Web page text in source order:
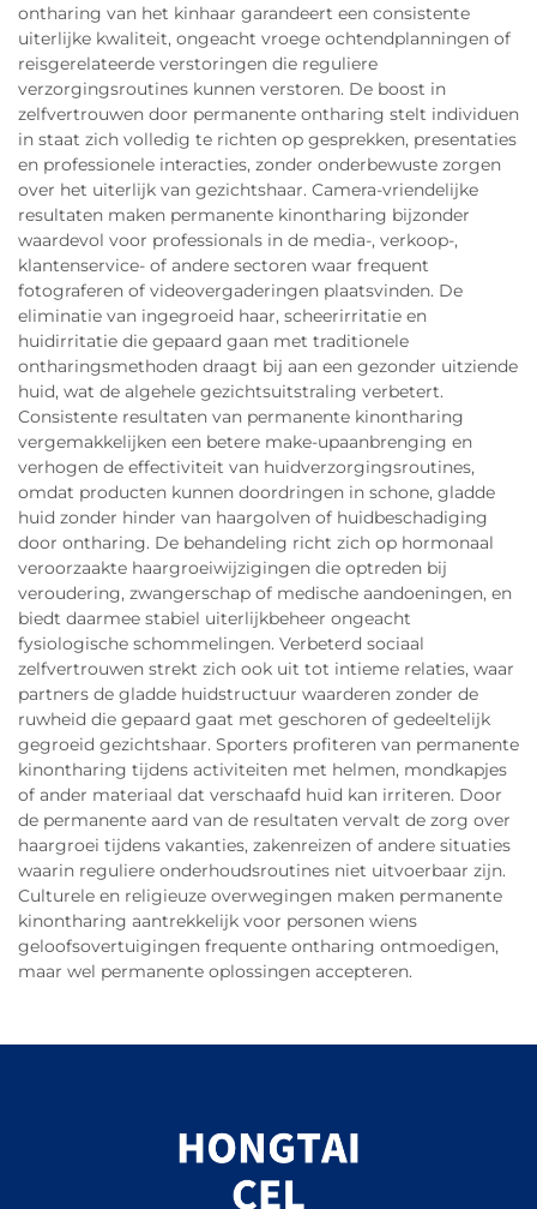
ontharing van het kinhaar garandeert een consistente
uiterlijke kwaliteit, ongeacht vroege ochtendplanningen of
reisgerelateerde verstoringen die reguliere
verzorgingsroutines kunnen verstoren. De boost in
zelfvertrouwen door permanente ontharing stelt individuen
in staat zich volledig te richten op gesprekken, presentaties
en professionele interacties, zonder onderbewuste zorgen
over het uiterlijk van gezichtshaar. Camera-vriendelijke
resultaten maken permanente kinontharing bijzonder
waardevol voor professionals in de media-, verkoop-,
klantenservice- of andere sectoren waar frequent
fotograferen of videovergaderingen plaatsvinden. De
eliminatie van ingegroeid haar, scheerirritatie en
huidirritatie die gepaard gaan met traditionele
ontharingsmethoden draagt bij aan een gezonder uitziende
huid, wat de algehele gezichtsuitstraling verbetert.
Consistente resultaten van permanente kinontharing
vergemakkelijken een betere make-upaanbrenging en
verhogen de effectiviteit van huidverzorgingsroutines,
omdat producten kunnen doordringen in schone, gladde
huid zonder hinder van haargolven of huidbeschadiging
door ontharing. De behandeling richt zich op hormonaal
veroorzaakte haargroeiwijzigingen die optreden bij
veroudering, zwangerschap of medische aandoeningen, en
biedt daarmee stabiel uiterlijkbeheer ongeacht
fysiologische schommelingen. Verbeterd sociaal
zelfvertrouwen strekt zich ook uit tot intieme relaties, waar
partners de gladde huidstructuur waarderen zonder de
ruwheid die gepaard gaat met geschoren of gedeeltelijk
gegroeid gezichtshaar. Sporters profiteren van permanente
kinontharing tijdens activiteiten met helmen, mondkapjes
of ander materiaal dat verschaafd huid kan irriteren. Door
de permanente aard van de resultaten vervalt de zorg over
haargroei tijdens vakanties, zakenreizen of andere situaties
waarin reguliere onderhoudsroutines niet uitvoerbaar zijn.
Culturele en religieuze overwegingen maken permanente
kinontharing aantrekkelijk voor personen wiens
geloofsovertuigingen frequente ontharing ontmoedigen,
maar wel permanente oplossingen accepteren.